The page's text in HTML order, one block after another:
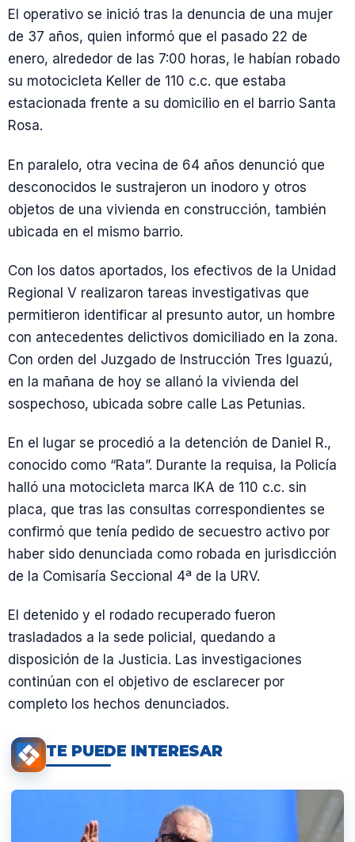
El operativo se inició tras la denuncia de una mujer
de 37 años, quien informó que el pasado 22 de
enero, alrededor de las 7:00 horas, le habían robado
su motocicleta Keller de 110 c.c. que estaba
estacionada frente a su domicilio en el barrio Santa
Rosa.
En paralelo, otra vecina de 64 años denunció que
desconocidos le sustrajeron un inodoro y otros
objetos de una vivienda en construcción, también
ubicada en el mismo barrio.
Con los datos aportados, los efectivos de la Unidad
Regional V realizaron tareas investigativas que
permitieron identificar al presunto autor, un hombre
con antecedentes delictivos domiciliado en la zona.
Con orden del Juzgado de Instrucción Tres Iguazú,
en la mañana de hoy se allanó la vivienda del
sospechoso, ubicada sobre calle Las Petunias.
En el lugar se procedió a la detención de Daniel R.,
conocido como “Rata”. Durante la requisa, la Policía
halló una motocicleta marca IKA de 110 c.c. sin
placa, que tras las consultas correspondientes se
confirmó que tenía pedido de secuestro activo por
haber sido denunciada como robada en jurisdicción
de la Comisaría Seccional 4ª de la URV.
El detenido y el rodado recuperado fueron
trasladados a la sede policial, quedando a
disposición de la Justicia. Las investigaciones
continúan con el objetivo de esclarecer por
completo los hechos denunciados.
TE PUEDE INTERESAR